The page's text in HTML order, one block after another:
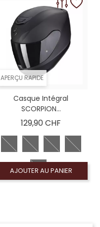
APERÇU RAPIDE
Casque Intégral
SCORPION...
129,90 CHF
AJOUTER AU PANIER